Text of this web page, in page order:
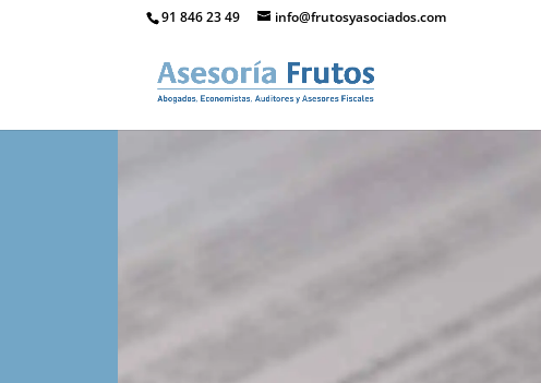
91 846 23 49 info@frutosyasociados.com